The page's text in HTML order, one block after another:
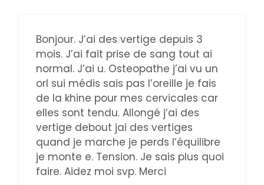
Bonjour. J’ai des vertige depuis 3
mois. J’ai fait prise de sang tout ai
normal. J’ai u. Osteopathe j’ai vu un
orl sui médis sais pas l’oreille je fais
de la khine pour mes cervicales car
elles sont tendu. Allongé j’ai des
vertige debout jai des vertiges
quand je marche je perds l’équilibre
je monte e. Tension. Je sais plus quoi
faire. Aidez moi svp. Merci